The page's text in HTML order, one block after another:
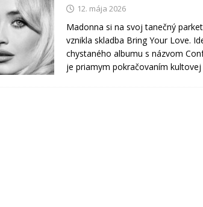
12. mája 2026
Madonna si na svoj tanečný
vznikla skladba Bring Your Love.
chystaného albumu s názvom
je priamym pokračovaním kultovej